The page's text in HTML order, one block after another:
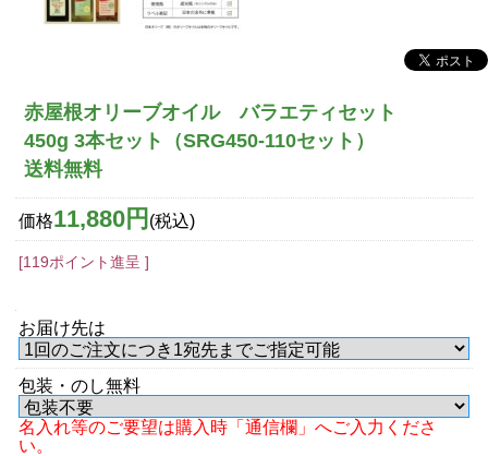
赤屋根オリーブオイル バラエティセット
450g 3本セット（SRG450-110セット）
送料無料
価格11,880円 (税込)
[119ポイント進呈 ]
お届け先は
包装・のし無料
名入れ等のご要望は購入時「通信欄」へご入力くださ
い。